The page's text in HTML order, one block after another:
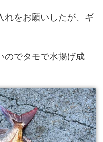
れをお願いしたが、ギ
のでタモで水揚げ成